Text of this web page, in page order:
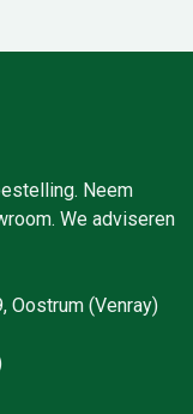
Neem
We adviseren
Oostrum (Venray)